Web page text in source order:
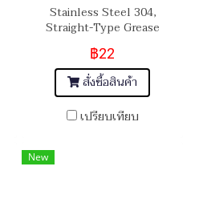
Stainless Steel 304,
Straight-Type Grease
Nipple M5x0.8
฿22
สั่งซื้อสินค้า
เปรียบเทียบ
New